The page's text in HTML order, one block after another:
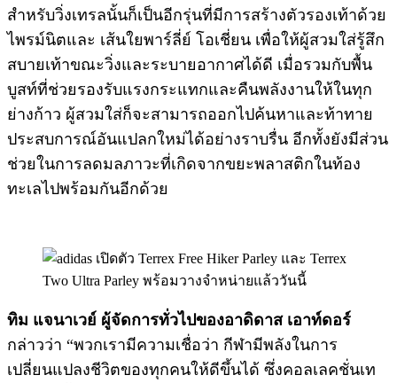
สำหรับวิ่งเทรลนั้นก็เป็นอีกรุ่นที่มีการสร้างตัวรองเท้าด้วย
ไพรม์นิตและ เส้นใยพาร์ลี่ย์ โอเชี่ยน เพื่อให้ผู้สวมใส่รู้สึก
สบายเท้าขณะวิ่งและระบายอากาศได้ดี เมื่อรวมกับพื้น
บูสท์ที่ช่วยรองรับแรงกระแทกและคืนพลังงานให้ในทุก
ย่างก้าว ผู้สวมใส่ก็จะสามารถออกไปค้นหาและท้าทาย
ประสบการณ์อันแปลกใหม่ได้อย่างราบรื่น อีกทั้งยังมีส่วน
ช่วยในการลดมลภาวะที่เกิดจากขยะพลาสติกในท้อง
ทะเลไปพร้อมกันอีกด้วย
ทิม แจนาเวย์ ผู้จัดการทั่วไปของอาดิดาส เอาท์ดอร์
กล่าวว่า “พวกเรามีความเชื่อว่า กีฬามีพลังในการ
เปลี่ยนแปลงชีวิตของทุกคนให้ดีขึ้นได้ ซึ่งคอลเลคชั่นเท